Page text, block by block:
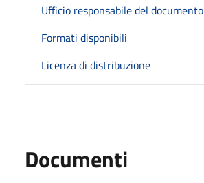
Ufficio responsabile del documento
Formati disponibili
Licenza di distribuzione
Documenti